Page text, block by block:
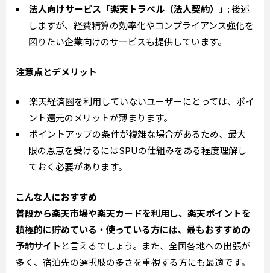
法人向けサービス「楽天トラベル（法人契約）」 : 後述
しますが、経費精算の効率化やコンプライアンス強化を
図りたい企業向けのサービスも提供しています。
注意点とデメリット
楽天経済圏を利用していないユーザーにとっては、ポイ
ント還元のメリットが薄まります。
ポイントアップの条件が複雑な場合があるため、最大
限の恩恵を受けるにはSPUの仕組みをある程度理解し
ておく必要があります。
こんな人におすすめ
普段から楽天市場や楽天カードを利用し、楽天ポイントを
積極的に貯めている・使っている方には、最もおすすめの
予約サイト と言えるでしょう。また、全国各地への出張が
多く、宿泊先の選択肢の多さを重視する方にも最適です。